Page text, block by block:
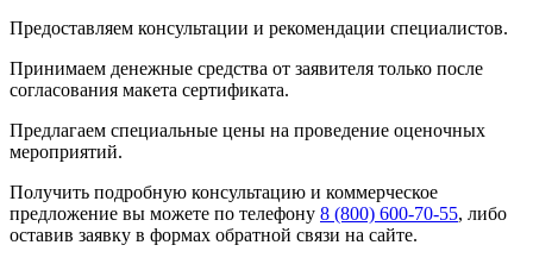
Предоставляем консультации и рекомендации специалистов.
Принимаем денежные средства от заявителя только после
согласования макета сертификата.
Предлагаем специальные цены на проведение оценочных
мероприятий.
Получить подробную консультацию и коммерческое
предложение вы можете по телефону 8 (800) 600-70-55, либо
оставив заявку в формах обратной связи на сайте.